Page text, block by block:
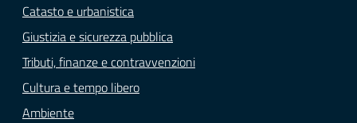
Catasto e urbanistica
Giustizia e sicurezza pubblica
Tributi, finanze e contravvenzioni
Cultura e tempo libero
Ambiente